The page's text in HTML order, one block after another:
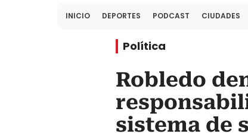
INICIO DEPORTES PODCAST CIUDADES
Política
Robledo
sistema de